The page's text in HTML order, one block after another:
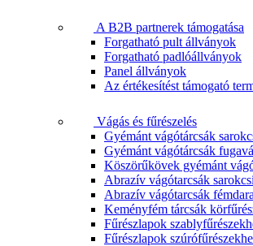
A B2B partnerek támogatása
Forgatható pult állványok
Forgatható padlóállványok
Panel állványok
Az értékesítést támogató
Vágás és fűrészelés
Gyémánt vágótárcsák
Gyémánt vágótárcsák
Köszörűkövek gyémánt
Abrazív vágótarcsák
Abrazív vágótarcsák
Keményfém tárcsák
Fűrészlapok
Fűrészlapok